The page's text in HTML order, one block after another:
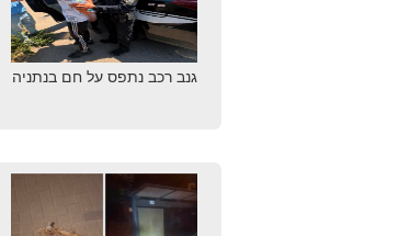
גנב רכב נתפס על חם בנתניה